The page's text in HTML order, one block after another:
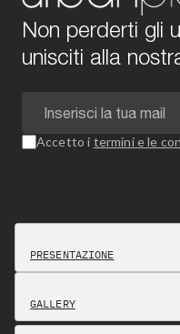
Non perderti gli
unisciti alla
Accetto i termini e le
PRESENTAZIONE
GALLERY